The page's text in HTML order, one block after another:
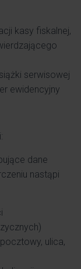
kasy fiskalnej,
serwisowej
ewidencyjny
dane
nastąpi
ulica,